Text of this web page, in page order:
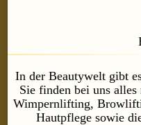
In der Beautywelt gibt
Sie finden bei uns
Wimpernlifting,
Hautpflege sowie